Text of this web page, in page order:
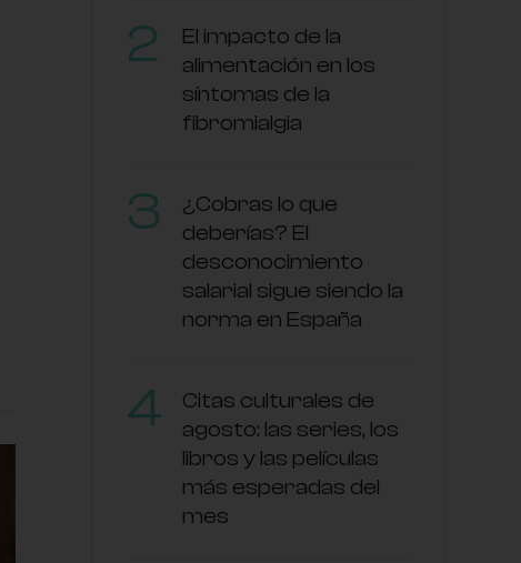
El impacto de la
alimentación en los
síntomas de la
fibromialgia
¿Cobras lo que
deberías? El
desconocimiento
salarial sigue siendo la
norma en España
Citas culturales de
agosto: las series, los
libros y las películas
más esperadas del
mes